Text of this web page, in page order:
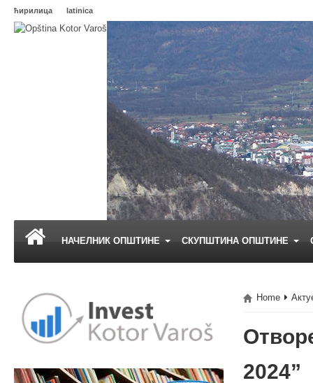
ћирилица latinica
НАЧЕЛНИК ОПШТИНЕ СКУПШТИНА ОПШТИНЕ
Home
2024”